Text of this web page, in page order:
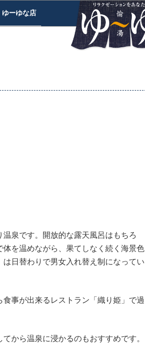
ゆーゆな店
泉です。開放的な露天風呂はもちろ
を温めながら、果てしなく続く海景色
日替わりで男女入れ替え制になってい
事が出来るレストラン「織り姫」で過
から温泉に浸かるのもおすすめです。